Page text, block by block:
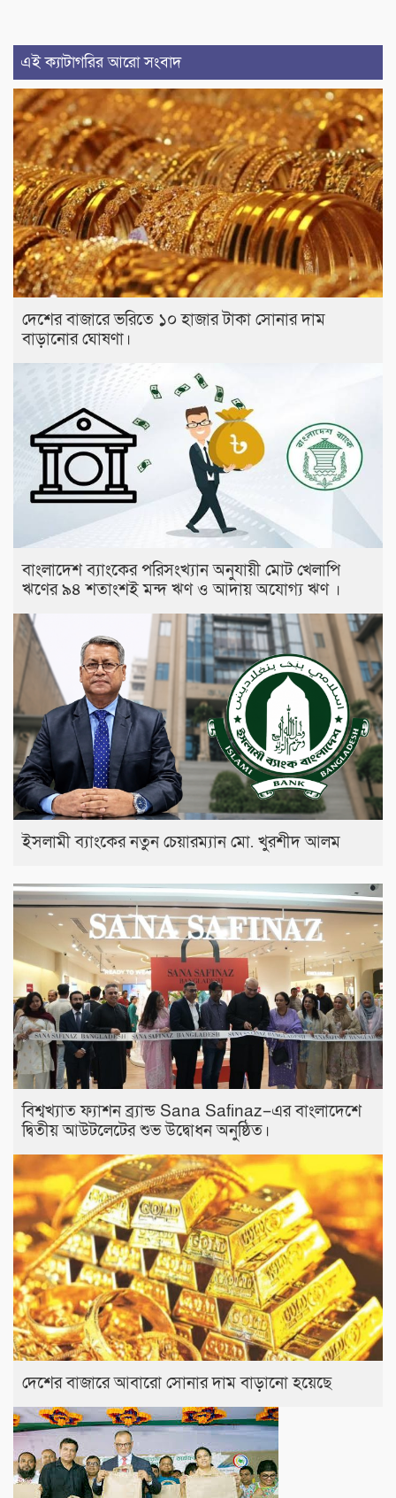
এই ক্যাটাগরির আরো সংবাদ
দেশের বাজারে ভরিতে ১০ হাজার টাকা সোনার দাম
বাড়ানোর ঘোষণা।
বাংলাদেশ ব্যাংকের পরিসংখ্যান অনুযায়ী মোট খেলাপি
ঋণের ৯৪ শতাংশই মন্দ ঋণ ও আদায় অযোগ্য ঋণ ।
ইসলামী ব্যাংকের নতুন চেয়ারম্যান মো. খুরশীদ আলম
বিশ্বখ্যাত ফ্যাশন ব্র্যান্ড Sana Safinaz–এর বাংলাদেশে
দ্বিতীয় আউটলেটের শুভ উদ্বোধন অনুষ্ঠিত।
দেশের বাজারে আবারো সোনার দাম বাড়ানো হয়েছে